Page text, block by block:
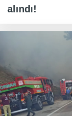
alındı!